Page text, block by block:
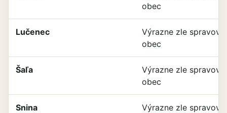
obec
Lučenec
Výrazne zle
obec
Šaľa
Výrazne zle
obec
Snina
Výrazne zle